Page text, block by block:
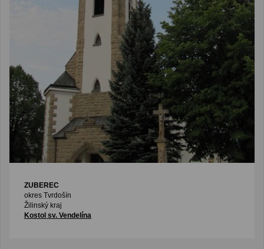
ZUBEREC
okres Tvrdošín
Žilinský kraj
Kostol sv. Vendelína